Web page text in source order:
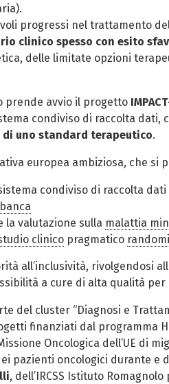
progressi nel trattamento
clinico spesso con esito
delle limitate opzioni
prende avvio il progetto
condiviso di raccolta dati,
di uno standard terapeutico.
europea ambiziosa, che si
condiviso di raccolta dati
la valutazione sulla malattia
clinico pragmatico
all’inclusività, rivolgendosi
a cure di alta qualità per
del cluster “Diagnosi e
finanziati dal programma
Oncologica dell’UE di
pazienti oncologici durante e
, dell’IRCSS Istituto